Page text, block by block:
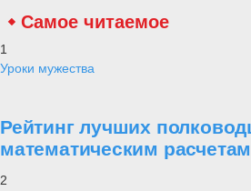
Самое читаемое
1
Уроки мужества
Рейтинг лучших
математическим расчетам
2